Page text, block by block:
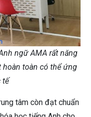
ngữ AMA rất năng
toàn có thể ứng
tế
tâm còn đạt chuẩn